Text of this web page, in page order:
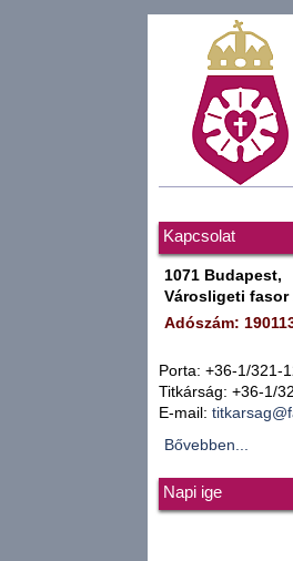
Kapcsolat
1071 Budapest,
Városligeti fasor
Adószám:
Porta: +36-1/321-
Titkárság: +36-1/
E-mail:
Bővebben...
Napi ige